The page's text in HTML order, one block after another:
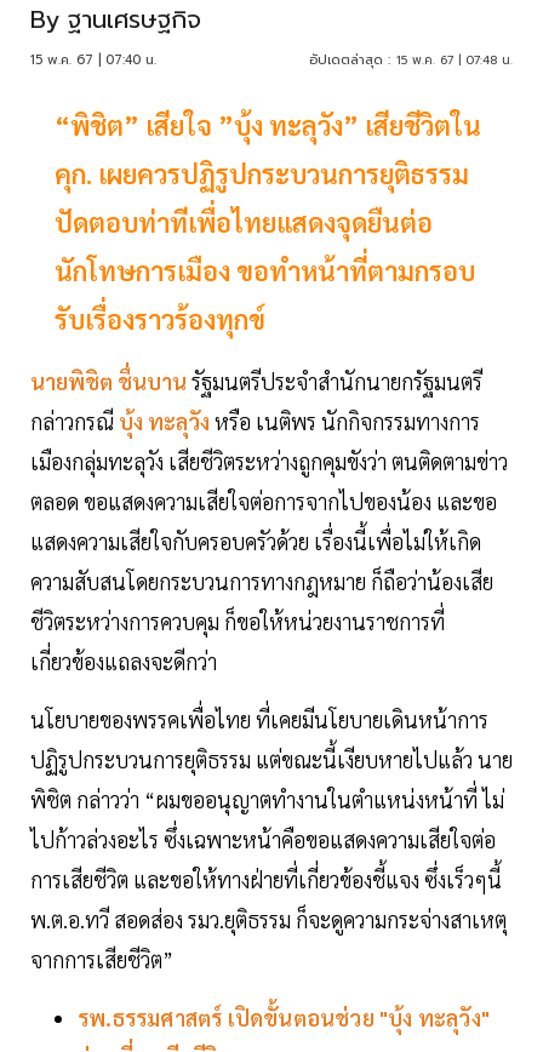
By ฐานเศรษฐกิจ
15 พ.ค. 67 | 07:40 น. อัปเดตล่าสุด : 15 พ.ค. 67 | 07:48 น.
“พิชิต” เสียใจ ”บุ้ง ทะลุวัง” เสียชีวิตใน
คุก. เผยควรปฏิรูปกระบวนการยุติธรรม
ปัดตอบท่าทีเพื่อไทยแสดงจุดยืนต่อ
นักโทษการเมือง ขอทำหน้าที่ตามกรอบ
รับเรื่องราวร้องทุกข์
นายพิชิต ชื่นบาน รัฐมนตรีประจำสำนักนายกรัฐมนตรี
กล่าวกรณี บุ้ง ทะลุวัง หรือ เนติพร นักกิจกรรมทางการ
เมืองกลุ่มทะลุวัง เสียชีวิตระหว่างถูกคุมขังว่า ตนติดตามข่าว
ตลอด ขอแสดงความเสียใจต่อการจากไปของน้อง และขอ
แสดงความเสียใจกับครอบครัวด้วย เรื่องนี้เพื่อไม่ให้เกิด
ความสับสนโดยกระบวนการทางกฎหมาย ก็ถือว่าน้องเสีย
ชีวิตระหว่างการควบคุม ก็ขอให้หน่วยงานราชการที่
เกี่ยวข้องแถลงจะดีกว่า
นโยบายของพรรคเพื่อไทย ที่เคยมีนโยบายเดินหน้าการ
ปฏิรูปกระบวนการยุติธรรม แต่ขณะนี้เงียบหายไปแล้ว นาย
พิชิต กล่าวว่า “ผมขออนุญาตทำงานในตำแหน่งหน้าที่ ไม่
ไปก้าวล่วงอะไร ซึ่งเฉพาะหน้าคือขอแสดงความเสียใจต่อ
การเสียชีวิต และขอให้ทางฝ่ายที่เกี่ยวข้องชี้แจง ซึ่งเร็วๆนี้
พ.ต.อ.ทวี สอดส่อง รมว.ยุติธรรม ก็จะดูความกระจ่างสาเหตุ
จากการเสียชีวิต”
รพ.ธรรมศาสตร์ เปิดขั้นตอนช่วย "บุ้ง ทะลุวัง"